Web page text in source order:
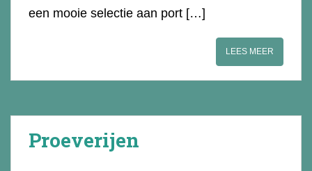
een mooie selectie aan port […]
LEES MEER
Proeverijen